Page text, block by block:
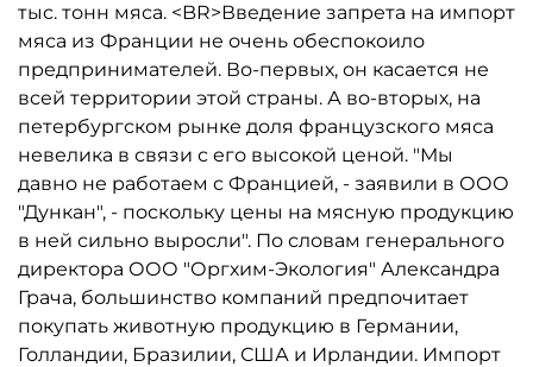
тыс. тонн мяса. <BR>Введение запрета на импорт
мяса из Франции не очень обеспокоило
предпринимателей. Во-первых, он касается не
всей территории этой страны. А во-вторых, на
петербургском рынке доля французского мяса
невелика в связи с его высокой ценой. "Мы
давно не работаем с Францией, - заявили в ООО
"Дункан", - поскольку цены на мясную продукцию
в ней сильно выросли". По словам генерального
директора ООО "Оргхим-Экология" Александра
Грача, большинство компаний предпочитает
покупать животную продукцию в Германии,
Голландии, Бразилии, США и Ирландии. Импорт